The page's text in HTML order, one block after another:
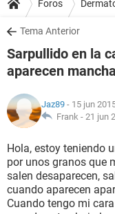
SALUD
FAMILIA
NUTRICIÓN
SEXUALIDAD
GLOSARIO
Foros
Tema Anterior
Sarpullido en la
aparecen
Jaz89 - 15 jun
Frank - 21 jun
Hola, estoy teniendo
por unos granos que
salen desaparecen,
cuando aparecen
Cuando tengo mi